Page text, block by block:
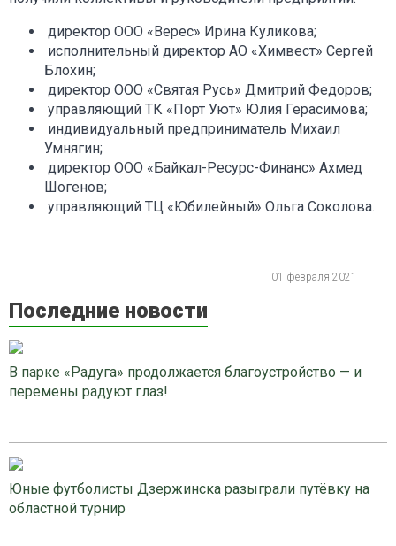
директор ООО «Верес» Ирина Куликова;
исполнительный директор АО «Химвест» Сергей
Блохин;
директор ООО «Святая Русь» Дмитрий Федоров;
управляющий ТК «Порт Уют» Юлия Герасимова;
индивидуальный предприниматель Михаил
Умнягин;
директор ООО «Байкал-Ресурс-Финанс» Ахмед
Шогенов;
управляющий ТЦ «Юбилейный» Ольга Соколова.
01 февраля 2021
Последние новости
В парке «Радуга» продолжается благоустройство — и
перемены радуют глаз!
Юные футболисты Дзержинска разыграли путёвку на
областной турнир